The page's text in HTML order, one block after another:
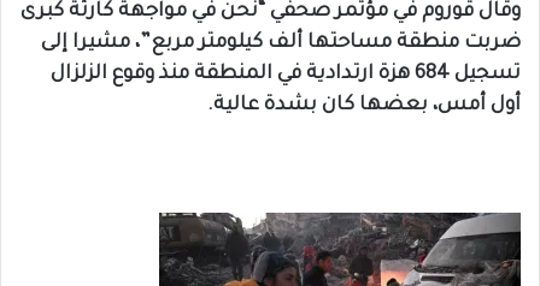
وقال قوروم في مؤتمر صحفي “نحن في مواجهة كارثة كبرى
ضربت منطقة مساحتها ألف كيلومتر مربع”، مشيرا إلى
تسجيل 684 هزة ارتدادية في المنطقة منذ وقوع الزلزال
أول أمس، بعضها كان بشدة عالية.